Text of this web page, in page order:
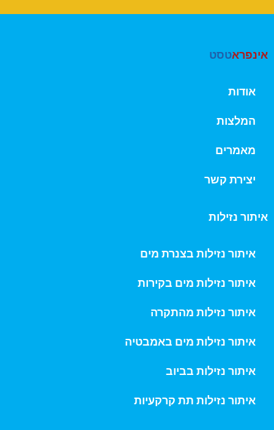
אינפראטסט
אודות
המלצות
מאמרים
יצירת קשר
איתור נזילות
איתור נזילות בצנרת מים
איתור נזילות מים בקירות
איתור נזילות מהתקרה
איתור נזילות מים באמבטיה
איתור נזילות בביוב
איתור נזילות תת קרקעיות